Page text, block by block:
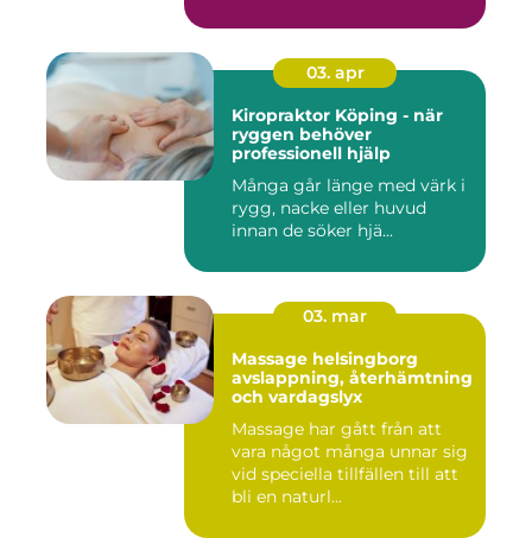
03. apr
Kiropraktor Köping - när
ryggen behöver
professionell hjälp
Många går länge med värk i
rygg, nacke eller huvud
innan de söker hjä...
03. mar
Massage helsingborg
avslappning, återhämtning
och vardagslyx
Massage har gått från att
vara något många unnar sig
vid speciella tillfällen till att
bli en naturl...